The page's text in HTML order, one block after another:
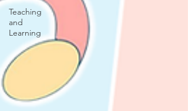
Teaching
and
Learning